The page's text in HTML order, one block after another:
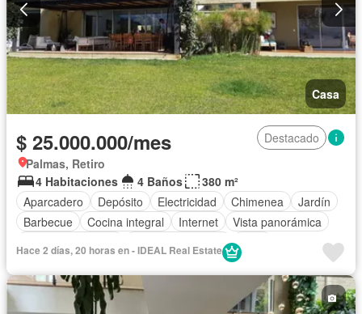
Casa
$ 25.000.000/mes
Destacado
Palmas, Retiro
4 Habitaciones
4 Baños
380 m²
Aparcadero
Depósito Electricidad Chimenea
Jardín
Barbecue
Cocina integral Internet
Vista panorámica
Hace 2 días, 20 horas en - IDEAL Real Estate